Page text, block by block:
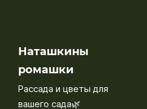
Наташкины
ромашки
Рассада и цветы для
вашего сада🌿